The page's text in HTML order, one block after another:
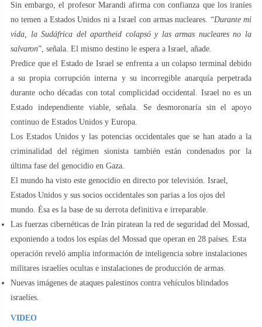
Sin embargo, el profesor Marandi afirma con confianza que los iraníes
no temen a Estados Unidos ni a Israel con armas nucleares. “Durante mi
vida, la Sudáfrica del apartheid colapsó y las armas nucleares no la
salvaron”, señala. El mismo destino le espera a Israel, añade.
Predice que el Estado de Israel se enfrenta a un colapso terminal debido
a su propia corrupción interna y su incorregible anarquía perpetrada
durante ocho décadas con total complicidad occidental. Israel no es un
Estado independiente viable, señala. Se desmoronaría sin el apoyo
continuo de Estados Unidos y Europa.
Los Estados Unidos y las potencias occidentales que se han atado a la
criminalidad del régimen sionista también están condenados por la
última fase del genocidio en Gaza.
El mundo ha visto este genocidio en directo por televisión. Israel,
Estados Unidos y sus socios occidentales son parias a los ojos del
mundo. Ésa es la base de su derrota definitiva e irreparable.
Las fuerzas cibernéticas de Irán piratean la red de seguridad del Mossad,
exponiendo a todos los espías del Mossad que operan en 28 países. Esta
operación reveló amplia información de inteligencia sobre instalaciones
militares israelíes ocultas e instalaciones de producción de armas.
Nuevas imágenes de ataques palestinos contra vehículos blindados
israelíes.
VIDEO